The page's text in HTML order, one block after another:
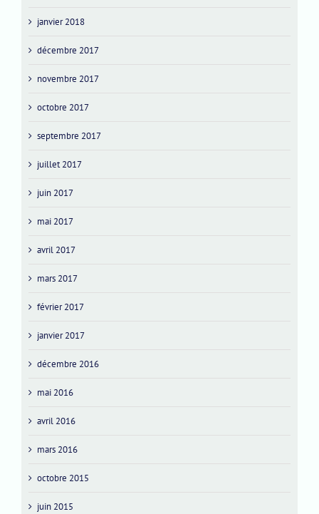
janvier 2018
décembre 2017
novembre 2017
octobre 2017
septembre 2017
juillet 2017
juin 2017
mai 2017
avril 2017
mars 2017
février 2017
janvier 2017
décembre 2016
mai 2016
avril 2016
mars 2016
octobre 2015
juin 2015